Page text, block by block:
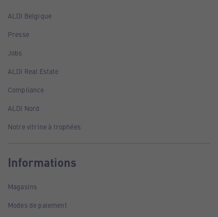
ALDI Belgique
Presse
Jobs
ALDI Real Estate
Compliance
ALDI Nord
Notre vitrine à trophées
Informations
Magasins
Modes de paiement